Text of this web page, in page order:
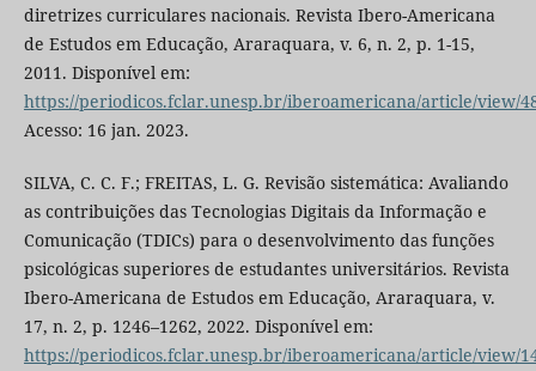
diretrizes curriculares nacionais. Revista Ibero-Americana
de Estudos em Educação, Araraquara, v. 6, n. 2, p. 1-15,
2011. Disponível em:
https://periodicos.fclar.unesp.br/iberoamericana/article/view/
Acesso: 16 jan. 2023.
SILVA, C. C. F.; FREITAS, L. G. Revisão sistemática: Avaliando
as contribuições das Tecnologias Digitais da Informação e
Comunicação (TDICs) para o desenvolvimento das funções
psicológicas superiores de estudantes universitários. Revista
Ibero-Americana de Estudos em Educação, Araraquara, v.
17, n. 2, p. 1246–1262, 2022. Disponível em:
https://periodicos.fclar.unesp.br/iberoamericana/article/view/